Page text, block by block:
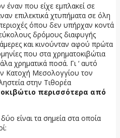
έναν που είχε εμπλακεί σε
επιλεκτικά χτυπήματα σε όλη
όπου δεν υπήρχαν κοντά
δρόμους διαφυγής
και κινούνταν αφού πρώτα
που στα χρηματοκιβώτια
χρηματικά ποσά. Γι ‘ αυτό
Κατοχή Μεσολογγίου τον
στην Τιθορέα
περισσότερα από
είναι τα σημεία στα οποία